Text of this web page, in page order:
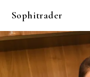
Sophitrader